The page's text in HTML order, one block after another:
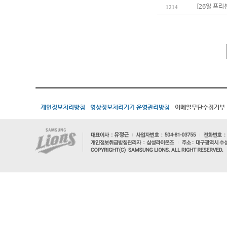
1214 [26일 프리
개인정보처리방침 영상정보처리기기 운영관리방침 이메일무단수집거부